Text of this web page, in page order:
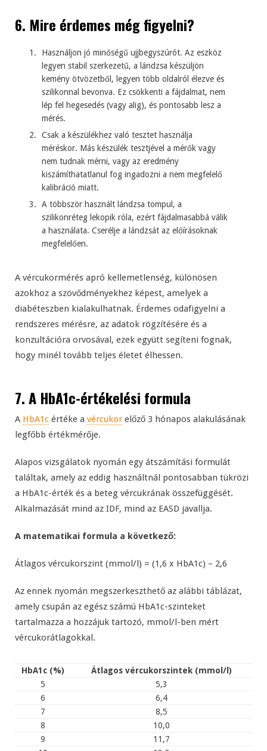
6. Mire érdemes még figyelni?
Használjon jó minőségű ujjbegyszúrót. Az eszköz
legyen stabil szerkezetű, a lándzsa készüljön
kemény ötvözetből, legyen több oldalról élezve és
szilikonnal bevonva. Ez csökkenti a fájdalmat, nem
lép fel hegesedés (vagy alig), és pontosabb lesz a
mérés.
Csak a készülékhez való tesztet használja
méréskor. Más készülék tesztjével a mérők vagy
nem tudnak mérni, vagy az eredmény
kiszámíthatatlanul fog ingadozni a nem megfelelő
kalibráció miatt.
A többször használt lándzsa tompul, a
szilikonréteg lekopik róla, ezért fájdalmasabbá válik
a használata. Cserélje a lándzsát az előírásoknak
megfelelően.
A vércukormérés apró kellemetlenség, különösen
azokhoz a szövődményekhez képest, amelyek a
diabéteszben kialakulhatnak. Érdemes odafigyelni a
rendszeres mérésre, az adatok rögzítésére és a
konzultációra orvosával, ezek együtt segíteni fognak,
hogy minél tovább teljes életet élhessen.
7. A HbA1c-értékelési formula
A HbA1c értéke a vércukorelőző 3 hónapos alakulásának
legfőbb értékmérője.
Alapos vizsgálatok nyomán egy átszámítási formulát
találtak, amely az eddig használtnál pontosabban tükrözi
a HbA1c-érték és a beteg vércukrának összefüggését.
Alkalmazását mind az IDF, mind az EASD javallja.
A matematikai formula a következő:
Átlagos vércukorszint (mmol/l) = (1,6 x HbA1c) – 2,6
Az ennek nyomán megszerkeszthető az alábbi táblázat,
amely csupán az egész számú HbA1c-szinteket
tartalmazza a hozzájuk tartozó, mmol/l-ben mért
vércukorátlagokkal.
HbA1c (%)
Átlagos vércukorszintek (mmol/l)
5
5,3
6
6,4
7
8,5
8
10,0
9
11,7